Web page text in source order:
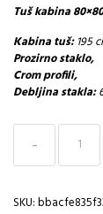
Tuš kabina
Kabina tuš: 195
Prozirno staklo,
Crom profili,
Debljina stakla:
Tuš
kabina
80×80
Rocco
SKU: